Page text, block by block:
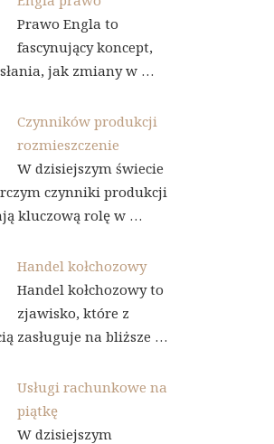
Prawo Engla to
fascynujący koncept,
jak zmiany w …
Czynników produkcji
rozmieszczenie
W dzisiejszym świecie
czynniki produkcji
kluczową rolę w …
Handel kołchozowy
Handel kołchozowy to
zjawisko, które z
zasługuje na bliższe …
Usługi rachunkowe na
piątkę
W dzisiejszym